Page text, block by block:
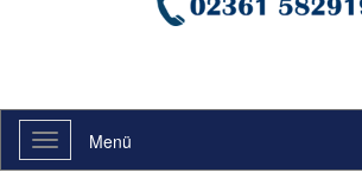
Toggle
navigation
Menü